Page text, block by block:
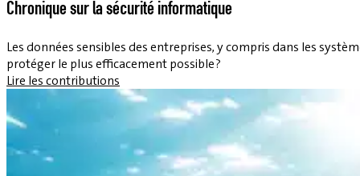
Chronique sur la sécurité informatique
Les données sensibles des entreprises, y compris dans les
protéger le plus efficacement possible ?
Lire les contributions